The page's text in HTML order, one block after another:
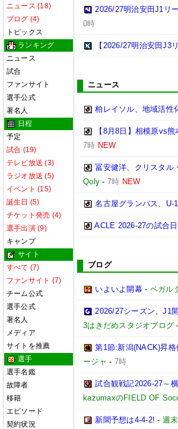
ニュース (18)
ブログ (4)
トピックス
ランキング
ニュース
試合
ファンサイト
選手公式
著名人
日程
予定
試合 (19)
テレビ放送 (3)
ラジオ放送 (5)
イベント (15)
誕生日 (5)
チケット発売 (4)
選手出演 (9)
キャンプ
サイト
すべて (7)
ファンサイト (7)
チーム公式
選手公式
著名人
メディア
サイトを推薦
選手
選手名鑑
故障者
移籍
エピソード
契約状況
2026/27明治安田J1リ
0時
【2026/27明治安田J3
ニュース
柏レイソル、地域活性
【8月8日】相模原vs
7時 NEW
冨安健洋、クリスタル
Qoly - 7時 NEW
名古屋グランパス、U-
ACLE 2026-27の試合
ブログ
いよいよ開幕- ベガル
2026/27シーズン、J1
3はきだめスタジオブログ
第1節:新潟(NACK)昇
ージャ - 7時
試合観戦記2026-27～
kazumaxのFIELD OF
新聞予想は4-4-2! -週